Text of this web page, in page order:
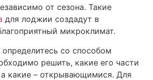
от сезона. Такие
для лоджии создадут в
микроклимат.
со способом
решить, какие его части
а какие – открывающимися. Для